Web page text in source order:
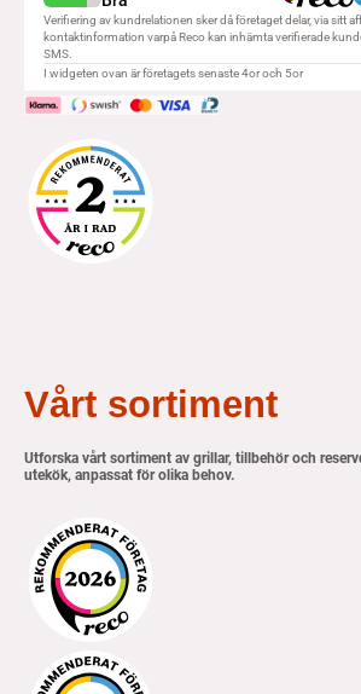
Vårt sortiment
Utforska vårt sortiment av grillar, tillbehör och
utekök, anpassat för olika behov.